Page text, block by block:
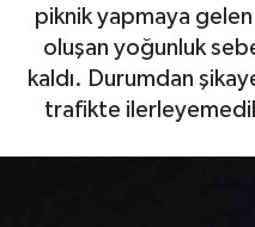
piknik yapmaya gelen
oluşan yoğunluk
kaldı. Durumdan
trafikte
YAŞAM
SPOR
Haber Arşivi